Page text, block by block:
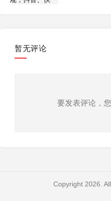
暂无评论
要发表评论，
Copyright 2026.